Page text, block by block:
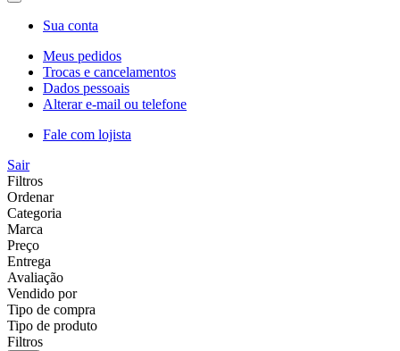
Sua conta
Meus pedidos
Trocas e cancelamentos
Dados pessoais
Alterar e-mail ou telefone
Fale com lojista
Sair
Filtros
Ordenar
Categoria
Marca
Preço
Entrega
Avaliação
Vendido por
Tipo de compra
Tipo de produto
Filtros